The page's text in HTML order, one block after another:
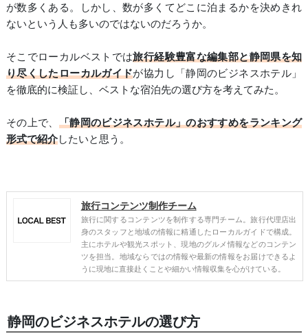
が数多くある。しかし、数が多くてどこに泊まるかを決めきれ
ないという人も多いのではないのだろうか。
そこでローカルベストでは旅行経験豊富な編集部と静岡県を知
り尽くしたローカルガイドが協力し「静岡のビジネスホテル」
を徹底的に検証し、ベストな宿泊先の選び方を考えてみた。
その上で、 「静岡のビジネスホテル」のおすすめをランキング
形式で紹介したいと思う。
旅行コンテンツ制作チーム
旅行に関するコンテンツを制作する専門チーム。旅行代理店出
身のスタッフと地域の情報に精通したローカルガイドで構成。
主にホテルや観光スポット、現地のグルメ情報などのコンテン
ツを担当。地域ならではの情報や最新の情報をお届けできるよ
うに現地に直接赴くことや細かい情報収集を心がけている。
静岡のビジネスホテルの選び方